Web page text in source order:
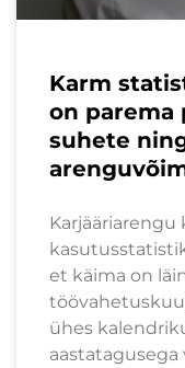
Karm
on parema
suhete
Karjääriarengu
et käima on
töövahetuskuu
ühes
aastatagusega